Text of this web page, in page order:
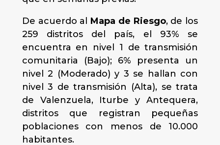
De acuerdo al Mapa de Riesgo, de los
259 distritos del país, el 93% se
encuentra en nivel 1 de transmisión
comunitaria (Bajo); 6% presenta un
nivel 2 (Moderado) y 3 se hallan con
nivel 3 de transmisión (Alta), se trata
de Valenzuela, Iturbe y Antequera,
distritos que registran pequeñas
poblaciones con menos de 10.000
habitantes.